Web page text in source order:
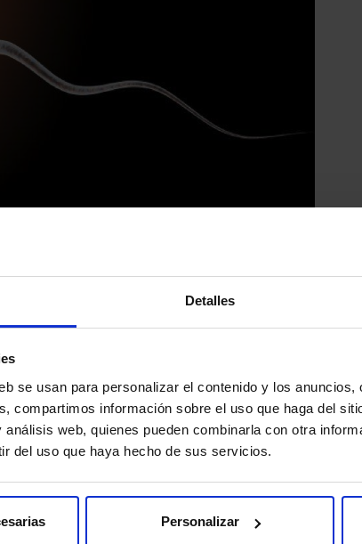
Detalles
se usan para personalizar el contenido y los
compartimos información sobre el uso que haga del
web, quienes pueden combinarla con otra
del uso que haya hecho de sus servicios.
Personalizar
o mórula, es decir, tu futuro bebé, se desplaza
tiene que hacer una serie de cambios. Así
que la mórula se va a transformar en blastocisto.
cordón umbilical y la placenta. Las células de la